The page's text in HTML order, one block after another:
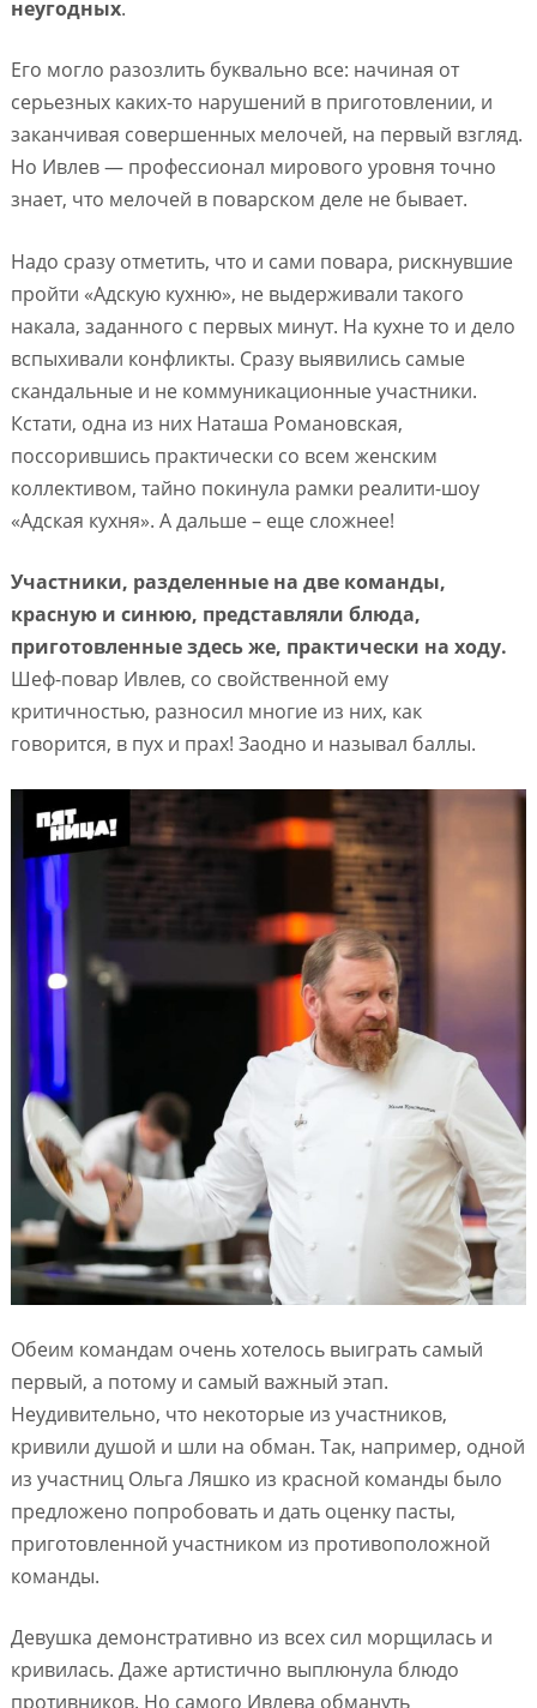
неугодных.
Его могло разозлить буквально все: начиная от
серьезных каких-то нарушений в приготовлении, и
заканчивая совершенных мелочей, на первый взгляд.
Но Ивлев — профессионал мирового уровня точно
знает, что мелочей в поварском деле не бывает.
Надо сразу отметить, что и сами повара, рискнувшие
пройти «Адскую кухню», не выдерживали такого
накала, заданного с первых минут. На кухне то и дело
вспыхивали конфликты. Сразу выявились самые
скандальные и не коммуникационные участники.
Кстати, одна из них Наташа Романовская,
поссорившись практически со всем женским
коллективом, тайно покинула рамки реалити-шоу
«Адская кухня». А дальше – еще сложнее!
Участники, разделенные на две команды,
красную и синюю, представляли блюда,
приготовленные здесь же, практически на ходу.
Шеф-повар Ивлев, со свойственной ему
критичностью, разносил многие из них, как
говорится, в пух и прах! Заодно и называл баллы.
Обеим командам очень хотелось выиграть самый
первый, а потому и самый важный этап.
Неудивительно, что некоторые из участников,
кривили душой и шли на обман. Так, например, одной
из участниц Ольга Ляшко из красной команды было
предложено попробовать и дать оценку пасты,
приготовленной участником из противоположной
команды.
Девушка демонстративно из всех сил морщилась и
кривилась. Даже артистично выплюнула блюдо
противников. Но самого Ивлева обмануть